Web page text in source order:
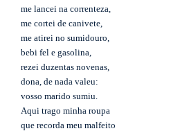
me lancei na correnteza,
me cortei de canivete,
me atirei no sumidouro,
bebi fel e gasolina,
rezei duzentas novenas,
dona, de nada valeu:
vosso marido sumiu.
Aqui trago minha roupa
que recorda meu malfeito